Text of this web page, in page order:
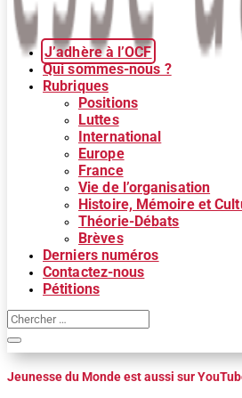
J’adhère à l’OCF
Qui sommes-nous ?
Rubriques
Positions
Luttes
International
Europe
France
Vie de l’organisation
Histoire, Mémoire et
Théorie-Débats
Brèves
Derniers numéros
Contactez-nous
Pétitions
Jeunesse du Monde est aussi sur